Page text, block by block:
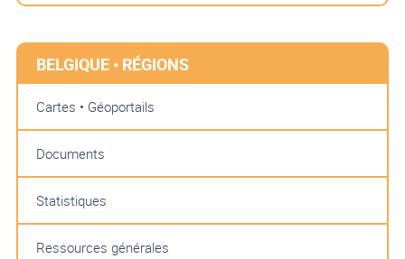
BELGIQUE • RÉGIONS
Cartes • Géoportails
Documents
Statistiques
Ressources générales